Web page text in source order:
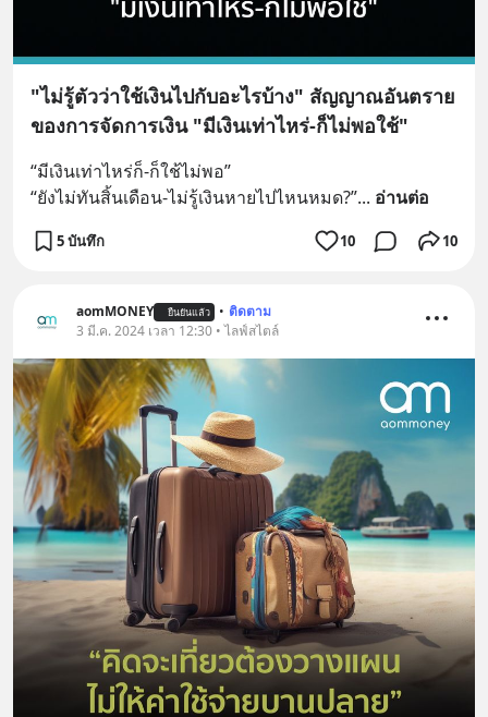
"ไม่รู้ตัวว่าใช้เงินไปกับอะไรบ้าง" สัญญาณอันตราย
ของการจัดการเงิน "มีเงินเท่าไหร่-ก็ไม่พอใช้"
“มีเงินเท่าไหร่ก็-ก็ใช้ไม่พอ”
“ยังไม่ทันสิ้นเดือน-ไม่รู้เงินหายไปไหนหมด?”... อ่านต่อ
5 บันทึก 10 10
aomMONEY ยืนยันแล้ว • ติดตาม
3 มี.ค. 2024 เวลา 12:30 • ไลฟ์สไตล์